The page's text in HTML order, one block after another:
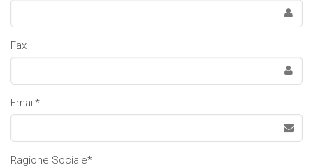
Fax
Email*
Ragione Sociale*